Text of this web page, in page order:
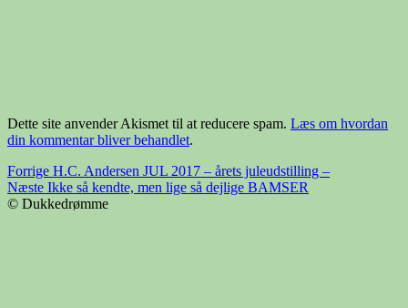
Dette site anvender Akismet til at reducere spam. Læs om hvordan
din kommentar bliver behandlet.
Indlægsnavigation
Forrige Forrige
indlæg:
H.C. Andersen JUL 2017 – årets juleudstilling –
Næste Næste
indlæg:
Ikke så kendte, men lige så dejlige BAMSER
© Dukkedrømme